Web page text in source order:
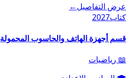
عرض التفاصيل←
كتاب2027
قسم أجهزة الهاتف والحاسوب المحمولة
📖 رياضيات